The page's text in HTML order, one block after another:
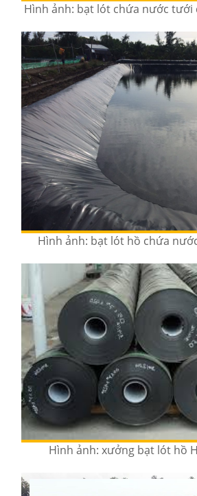
Hình ảnh: bạt lót chứa nước tưới
Hình ảnh: bạt lót hồ chứa
Hình ảnh: xưởng bạt lót hồ